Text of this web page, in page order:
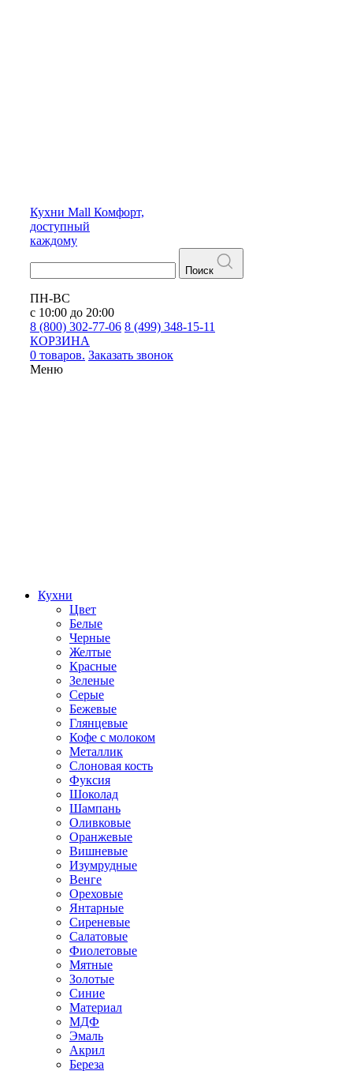
Кухни Mall Комфорт,
доступный
каждому
Поиск
ПН-ВС
с 10:00 до 20:00
8 (800) 302-77-06 8 (499) 348-15-11
КОРЗИНА
0 товаров. Заказать звонок
Меню
Кухни
Цвет
Белые
Черные
Желтые
Красные
Зеленые
Серые
Бежевые
Глянцевые
Кофе с молоком
Металлик
Слоновая кость
Фуксия
Шоколад
Шампань
Оливковые
Оранжевые
Вишневые
Изумрудные
Венге
Ореховые
Янтарные
Сиреневые
Салатовые
Фиолетовые
Мятные
Золотые
Синие
Материал
МДФ
Эмаль
Акрил
Береза